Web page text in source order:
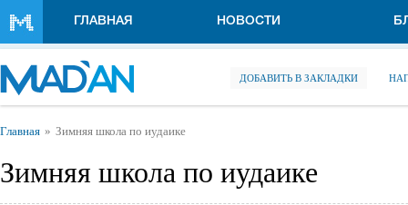
ГЛАВНАЯ НОВОСТИ
ДОБАВИТЬ В ЗАКЛАДКИ
Вы здесь
Главная Зимняя школа по иудаике
Зимняя школа по иудаике